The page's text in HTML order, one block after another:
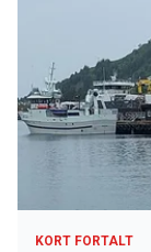
KORT FORTALT